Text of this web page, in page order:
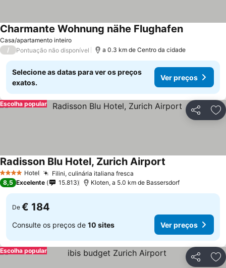
Casa/apartamento inteiro
Charmante Wohnung nähe Flughafen
/ Pontuação não disponível a 0.3 km de Centro da cidade
Selecione as datas para ver os preços
exatos.
Ver preços
Partilhar
Escolha popular
4 EstrelasHotel Filini, culinária italiana fresca
Radisson Blu Hotel, Zurich Airport
8,5 Excelente 15.813 Kloten, a 5.0 km de Bassersdorf
De € 184
Consulte os preços de 10 sites Ver preços
Partilhar
Escolha popular